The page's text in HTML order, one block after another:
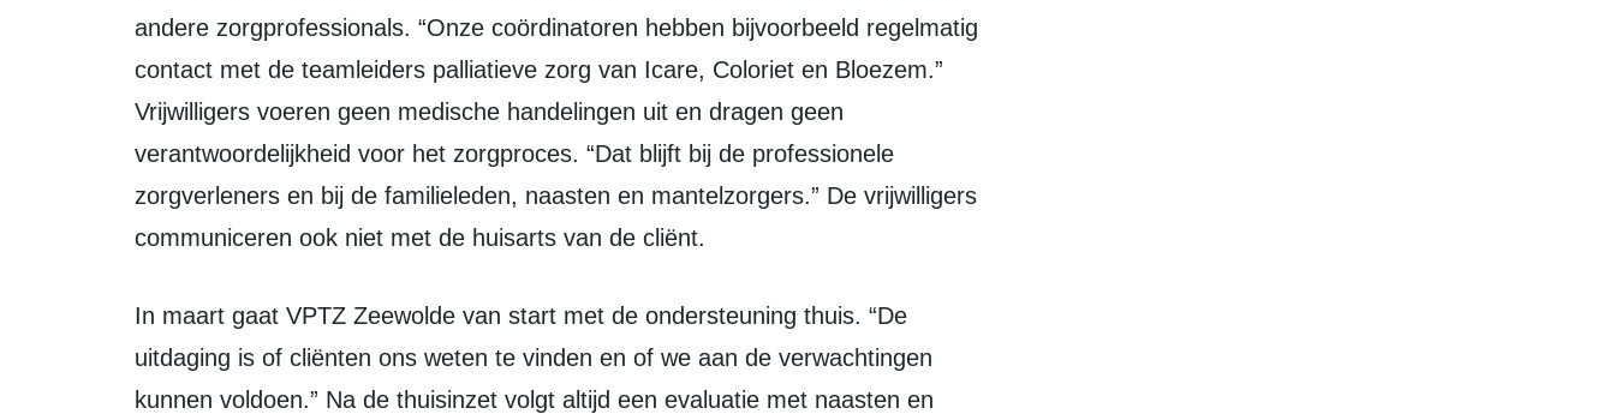
andere zorgprofessionals. “Onze coördinatoren hebben bijvoorbeeld regelmatig
contact met de teamleiders palliatieve zorg van Icare, Coloriet en Bloezem.”
Vrijwilligers voeren geen medische handelingen uit en dragen geen
verantwoordelijkheid voor het zorgproces. “Dat blijft bij de professionele
zorgverleners en bij de familieleden, naasten en mantelzorgers.” De vrijwilligers
communiceren ook niet met de huisarts van de cliënt.
In maart gaat VPTZ Zeewolde van start met de ondersteuning thuis. “De
uitdaging is of cliënten ons weten te vinden en of we aan de verwachtingen
kunnen voldoen.” Na de thuisinzet volgt altijd een evaluatie met naasten en